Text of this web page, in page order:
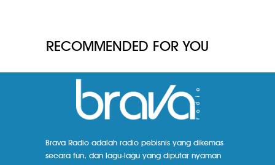
RECOMMENDED FOR YOU
Brava Radio adalah radio pebisnis yang dikemas
secara fun, dan lagu-lagu yang diputar nyaman